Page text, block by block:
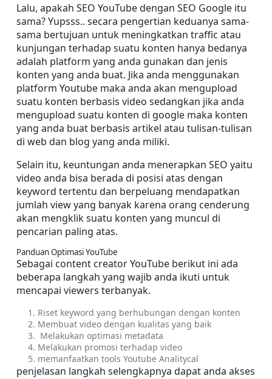
Lalu, apakah SEO YouTube dengan SEO Google itu
sama? Yupsss.. secara pengertian keduanya sama-
sama bertujuan untuk meningkatkan traffic atau
kunjungan terhadap suatu konten hanya bedanya
adalah platform yang anda gunakan dan jenis
konten yang anda buat. Jika anda menggunakan
platform Youtube maka anda akan mengupload
suatu konten berbasis video sedangkan jika anda
mengupload suatu konten di google maka konten
yang anda buat berbasis artikel atau tulisan-tulisan
di web dan blog yang anda miliki.
Selain itu, keuntungan anda menerapkan SEO yaitu
video anda bisa berada di posisi atas dengan
keyword tertentu dan berpeluang mendapatkan
jumlah view yang banyak karena orang cenderung
akan mengklik suatu konten yang muncul di
pencarian paling atas.
Panduan Optimasi YouTube
Sebagai content creator YouTube berikut ini ada
beberapa langkah yang wajib anda ikuti untuk
mencapai viewers terbanyak.
Riset keyword yang berhubungan dengan konten
Membuat video dengan kualitas yang baik
Melakukan optimasi metadata
Melakukan promosi terhadap video
memanfaatkan tools Youtube Analitycal
penjelasan langkah selengkapnya dapat anda akses